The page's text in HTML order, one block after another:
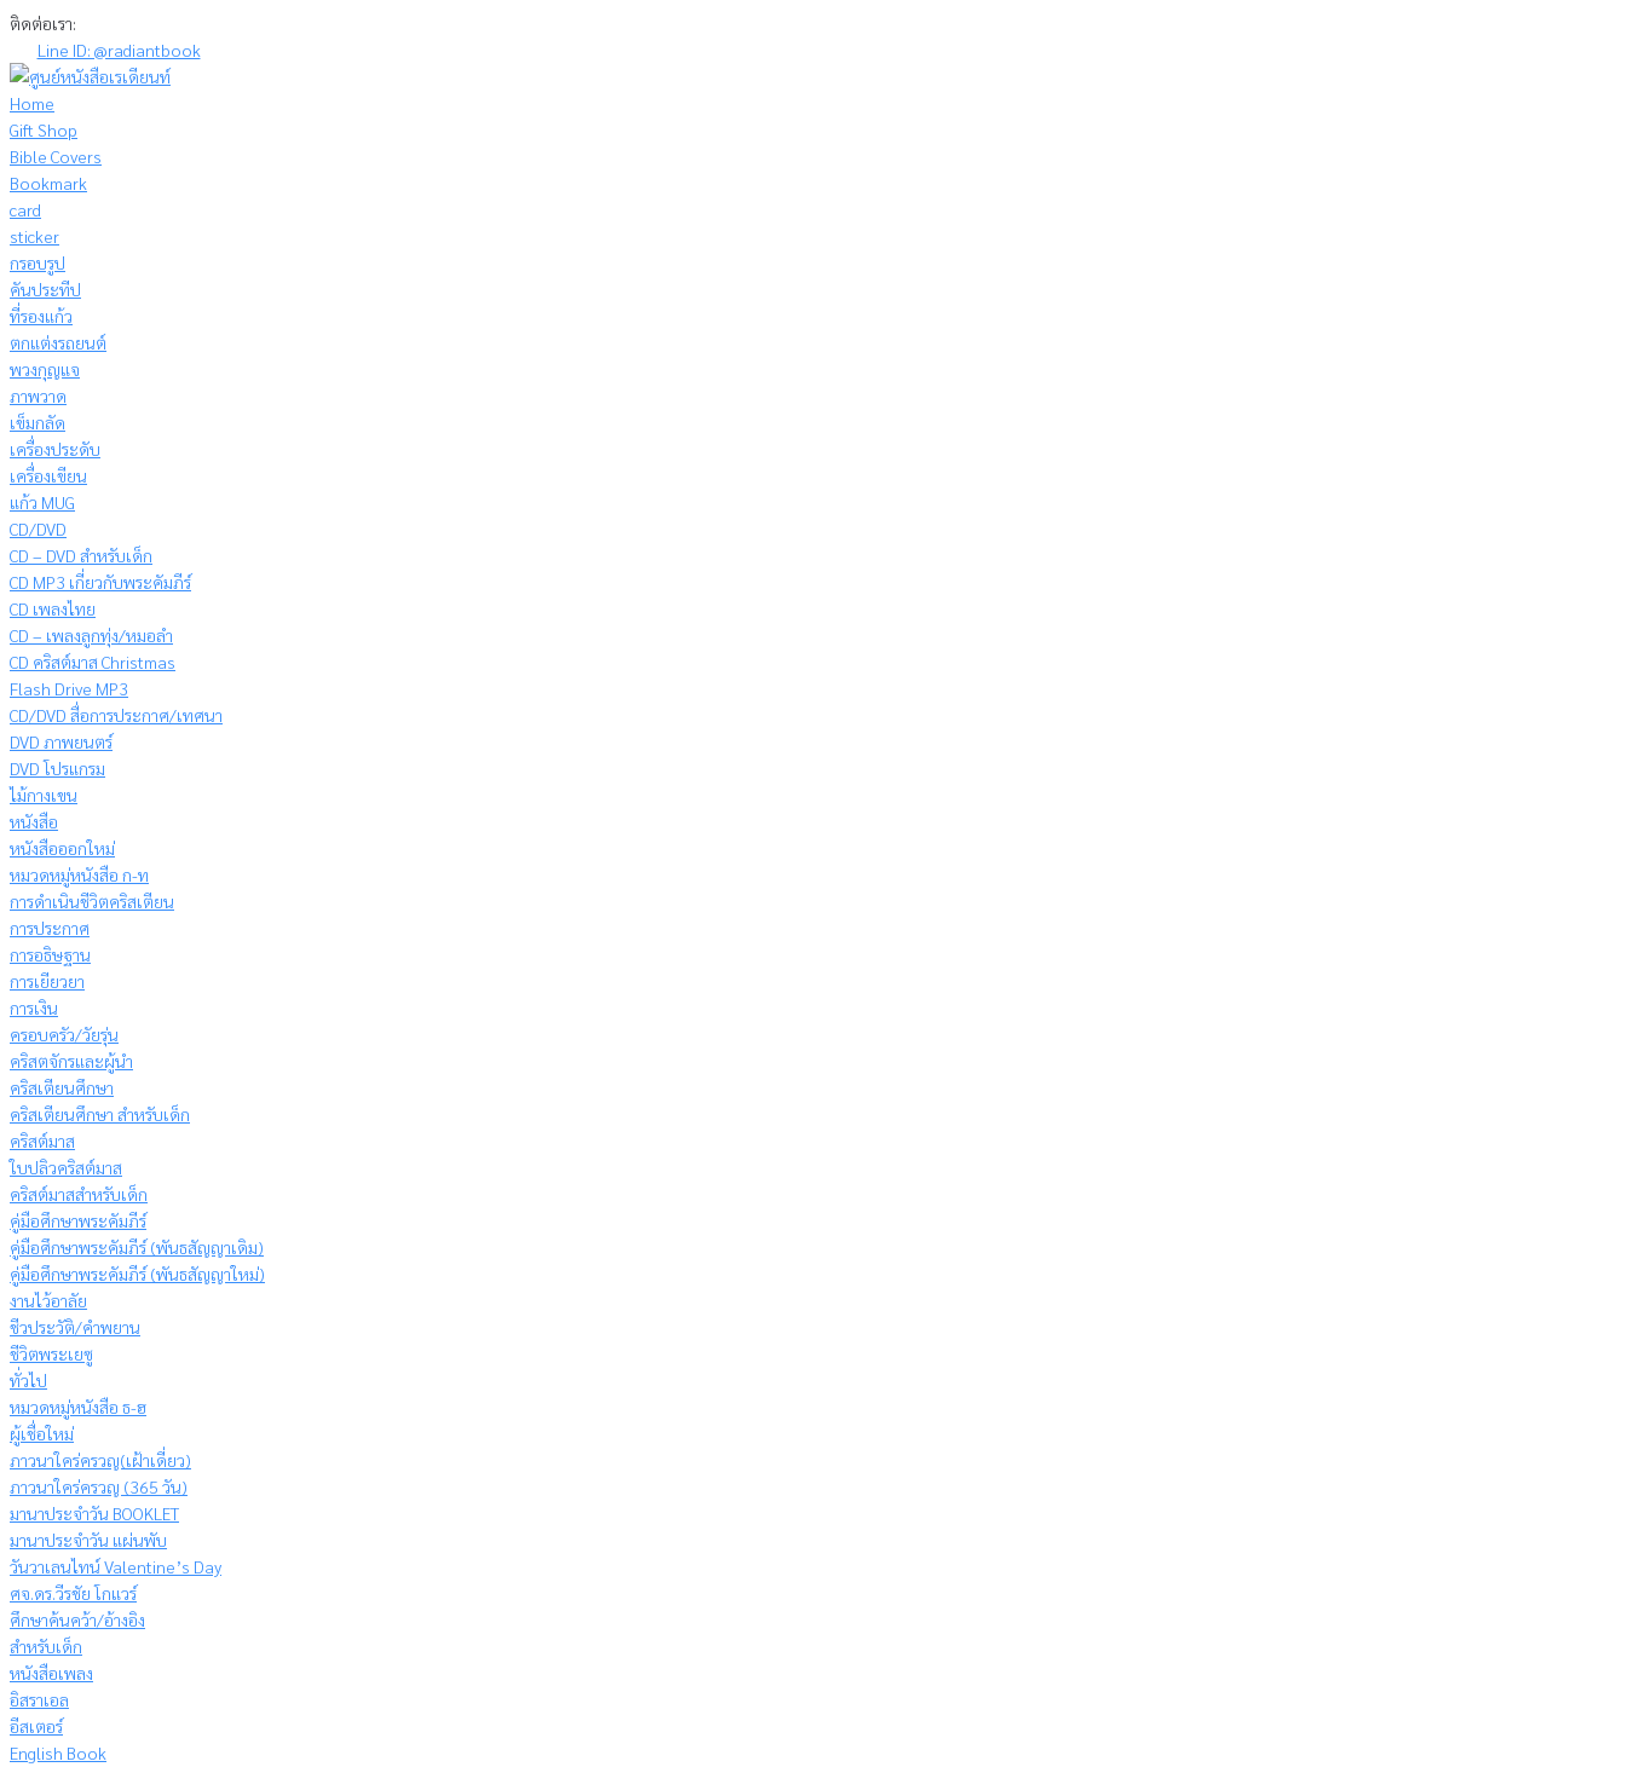
Skip
content
ติดต่อเรา:
Line ID: @radiantbook
Home
Gift Shop
Bible Covers
Bookmark
card
sticker
กรอบรูป
คันประทีป
ที่รองแก้ว
ตกแต่งรถยนต์
พวงกุญแจ
ภาพวาด
เข็มกลัด
เครื่องประดับ
เครื่องเขียน
แก้ว MUG
CD/DVD
CD – DVD สำหรับเด็ก
CD MP3 เกี่ยวกับพระคัมภีร์
CD เพลงไทย
CD – เพลงลูกทุ่ง/หมอลำ
CD คริสต์มาส Christmas
Flash Drive MP3
CD/DVD สื่อการประกาศ/เทศนา
DVD ภาพยนตร์
DVD โปรแกรม
ไม้กางเขน
หนังสือ
หนังสือออกใหม่
หมวดหมู่หนังสือ ก-ท
การดำเนินชีวิตคริสเตียน
การประกาศ
การอธิษฐาน
การเยียวยา
การเงิน
ครอบครัว/วัยรุ่น
คริสตจักรและผู้นำ
คริสเตียนศึกษา
คริสเตียนศึกษา สำหรับเด็ก
คริสต์มาส
ใบปลิวคริสต์มาส
คริสต์มาสสำหรับเด็ก
คู่มือศึกษาพระคัมภีร์
คู่มือศึกษาพระคัมภีร์ (พันธสัญญาเดิม)
คู่มือศึกษาพระคัมภีร์ (พันธสัญญาใหม่)
งานไว้อาลัย
ชีวประวัติ/คำพยาน
ชีวิตพระเยซู
ทั่วไป
หมวดหมู่หนังสือ ธ-ฮ
ผู้เชื่อใหม่
ภาวนาใคร่ครวญ(เฝ้าเดี่ยว)
ภาวนาใคร่ครวญ (365 วัน)
มานาประจำวัน BOOKLET
มานาประจำวัน แผ่นพับ
วันวาเลนไทน์ Valentine’s Day
ศจ.ดร.วีรชัย โกแวร์
ศึกษาค้นคว้า/อ้างอิง
สำหรับเด็ก
หนังสือเพลง
อิสราเอล
อีสเตอร์
English Book